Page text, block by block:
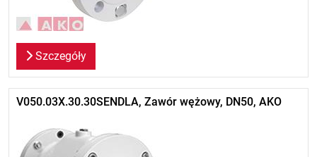
Szczegóły
V050.03X.30.30SENDLA, Zawór wężowy, DN50, AKO